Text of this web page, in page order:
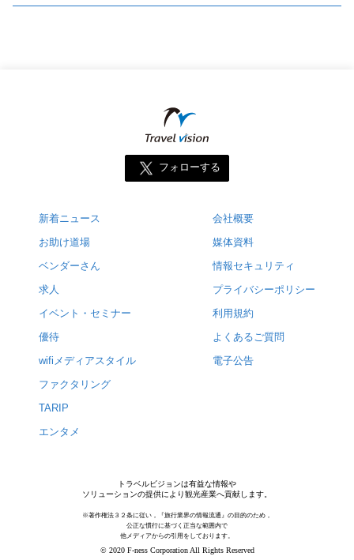
フォローする
新着ニュース
お助け道場
ベンダーさん
求人
イベント・セミナー
優待
wifiメディアスタイル
ファクタリング
TARIP
エンタメ
会社概要
媒体資料
情報セキュリティ
プライバシーポリシー
利用規約
よくあるご質問
電子公告
トラベルビジョンは有益な情報や
ソリューションの提供により観光産業へ貢献します。
※著作権法３２条に従い，『旅行業界の情報流通』の目的のため，
公正な慣行に基づく正当な範囲内で
他メディアからの引用をしております。
© 2020 F-ness Corporation All Rights Reserved